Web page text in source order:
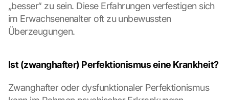
„besser“ zu sein. Diese Erfahrungen verfestigen sich
im Erwachsenenalter oft zu unbewussten
Überzeugungen.
Ist (zwanghafter) Perfektionismus eine Krankheit?
Zwanghafter oder dysfunktionaler Perfektionismus
G
o
o
e
a